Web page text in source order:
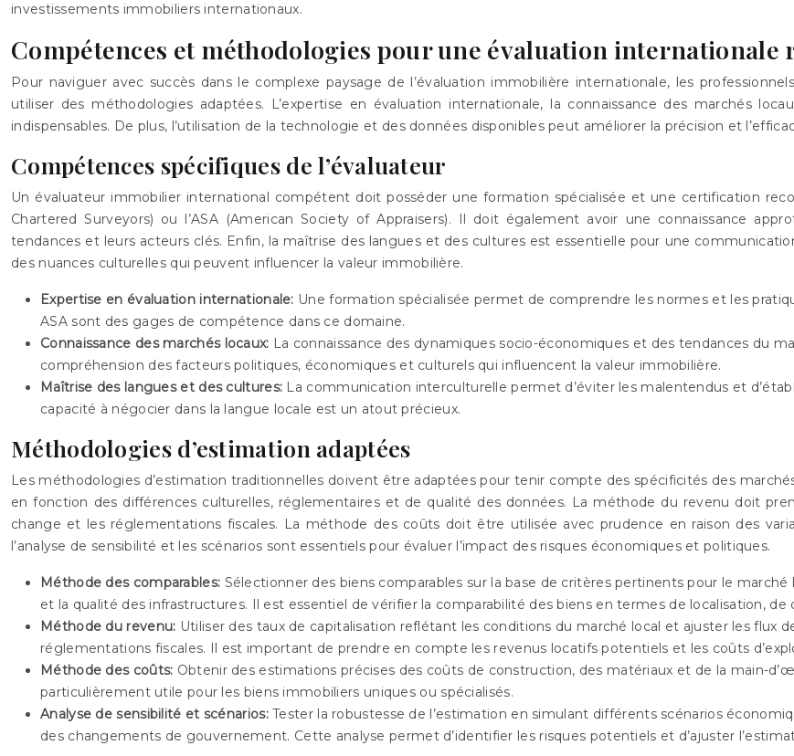
investissements immobiliers internationaux.
Compétences et méthodologies pour une évaluation internationale
Pour naviguer avec succès dans le complexe paysage de l’évaluation immobilière internationale, les
utiliser des méthodologies adaptées. L’expertise en évaluation internationale, la connaissance des marchés
indispensables. De plus, l’utilisation de la technologie et des données disponibles peut améliorer la précision et
Compétences spécifiques de l’évaluateur
Un évaluateur immobilier international compétent doit posséder une formation spécialisée et une certification
Chartered Surveyors) ou l’ASA (American Society of Appraisers). Il doit également avoir une connaissance
tendances et leurs acteurs clés. Enfin, la maîtrise des langues et des cultures est essentielle pour une
des nuances culturelles qui peuvent influencer la valeur immobilière.
Expertise en évaluation internationale: Une formation spécialisée permet de comprendre les normes et les
ASA sont des gages de compétence dans ce domaine.
Connaissance des marchés locaux: La connaissance des dynamiques socio-économiques et des tendances du
compréhension des facteurs politiques, économiques et culturels qui influencent la valeur immobilière.
Maîtrise des langues et des cultures: La communication interculturelle permet d’éviter les malentendus et
capacité à négocier dans la langue locale est un atout précieux.
Méthodologies d’estimation adaptées
Les méthodologies d’estimation traditionnelles doivent être adaptées pour tenir compte des spécificités des
en fonction des différences culturelles, réglementaires et de qualité des données. La méthode du revenu doit
change et les réglementations fiscales. La méthode des coûts doit être utilisée avec prudence en raison des
l’analyse de sensibilité et les scénarios sont essentiels pour évaluer l’impact des risques économiques et politiques.
Méthode des comparables: Sélectionner des biens comparables sur la base de critères pertinents pour le
et la qualité des infrastructures. Il est essentiel de vérifier la comparabilité des biens en termes de localisation, de
Méthode du revenu: Utiliser des taux de capitalisation reflétant les conditions du marché local et ajuster les flux
réglementations fiscales. Il est important de prendre en compte les revenus locatifs potentiels et les coûts
Méthode des coûts: Obtenir des estimations précises des coûts de construction, des matériaux et de la main-
particulièrement utile pour les biens immobiliers uniques ou spécialisés.
Analyse de sensibilité et scénarios:Tester la robustesse de l’estimation en simulant différents scénarios
des changements de gouvernement. Cette analyse permet d’identifier les risques potentiels et d’ajuster